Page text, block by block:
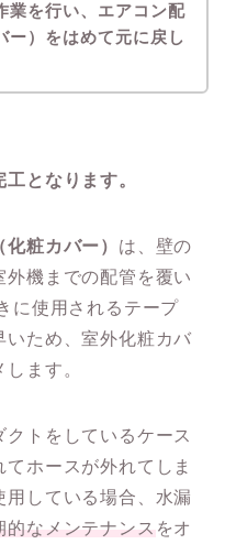
業を行い、エアコン配
ー）をはめて元に戻し
となります。
粧カバー） は、壁の
機までの配管を覆い
に使用されるテープ
いため、室外化粧カバ
ます。
トをしているケース
ホースが外れてしま
用している場合、水漏
的なメンテナンス をオ